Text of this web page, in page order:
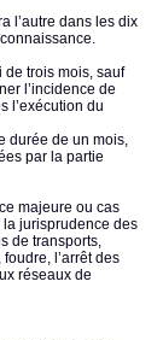
l’autre dans les dix
de trois mois, sauf
l’incidence de
l’exécution du
durée de un mois,
par la partie
majeure ou cas
jurisprudence des
de transports,
l’arrêt des
réseaux de